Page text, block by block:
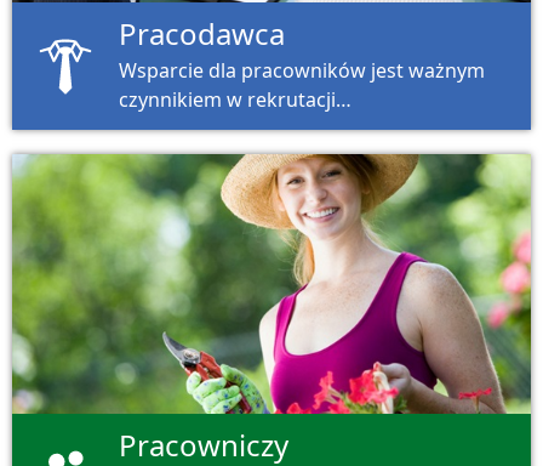
Pracodawca
Wsparcie dla pracowników jest ważnym
czynnikiem w rekrutacji
wykwalifikowanych pracowników w
przedsiębiorstwach.
Pracowniczy